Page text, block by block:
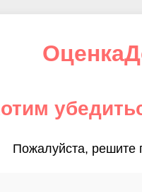
Пожалуйста, решите